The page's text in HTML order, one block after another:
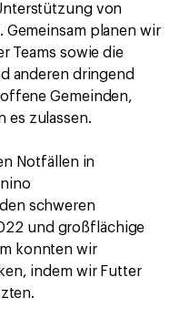
von
Gemeinsam planen wir
Teams sowie die
anderen dringend
Gemeinden,
es zulassen.
Notfällen in
schweren
und großflächige
konnten wir
indem wir Futter